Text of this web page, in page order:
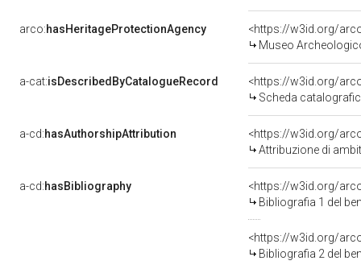
arco:hasHeritageProtectionAgency
<https://w3id.org/
Museo
a-cat:isDescribedByCatalogueRecord
<https://w3id.org/
Scheda
a-cd:hasAuthorshipAttribution
<https://w3id.org/
Attribuzione di
a-cd:hasBibliography
<https://w3id.org/
Bibliografia 1 del
<https://w3id.org/
Bibliografia 2 del